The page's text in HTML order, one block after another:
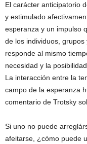
El carácter anticipatorio
y estimulado
esperanza y un impulso
de los individuos,
responde al mismo
necesidad y la
La interacción entre la
campo de la esperanza
comentario de Trotsky
Si uno no puede
afeitarse, ¿cómo puede